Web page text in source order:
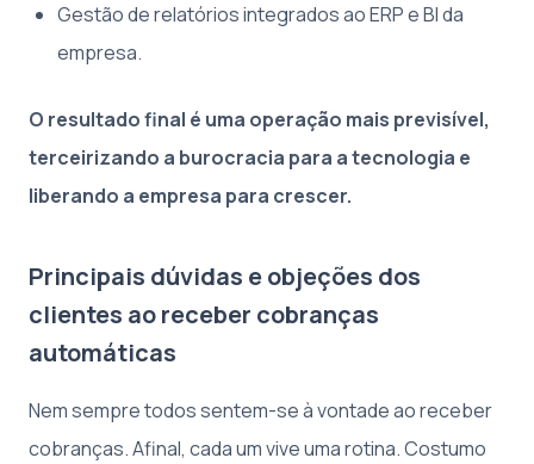
Gestão de relatórios integrados ao ERP e BI da
empresa.
O resultado final é uma operação mais previsível,
terceirizando a burocracia para a tecnologia e
liberando a empresa para crescer.
Principais dúvidas e objeções dos
clientes ao receber cobranças
automáticas
Nem sempre todos sentem-se à vontade ao receber
cobranças. Afinal, cada um vive uma rotina. Costumo